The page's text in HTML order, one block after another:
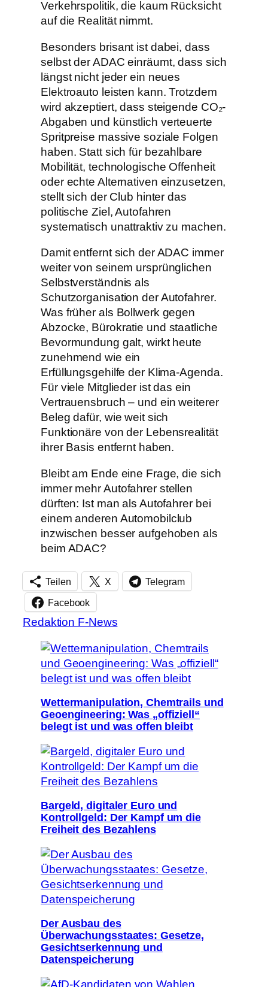
Verkehrspolitik, die kaum Rücksicht
auf die Realität nimmt.
Besonders brisant ist dabei, dass
selbst der ADAC einräumt, dass sich
längst nicht jeder ein neues
Elektroauto leisten kann. Trotzdem
wird akzeptiert, dass steigende CO₂-
Abgaben und künstlich verteuerte
Spritpreise massive soziale Folgen
haben. Statt sich für bezahlbare
Mobilität, technologische Offenheit
oder echte Alternativen einzusetzen,
stellt sich der Club hinter das
politische Ziel, Autofahren
systematisch unattraktiv zu machen.
Damit entfernt sich der ADAC immer
weiter von seinem ursprünglichen
Selbstverständnis als
Schutzorganisation der Autofahrer.
Was früher als Bollwerk gegen
Abzocke, Bürokratie und staatliche
Bevormundung galt, wirkt heute
zunehmend wie ein
Erfüllungsgehilfe der Klima-Agenda.
Für viele Mitglieder ist das ein
Vertrauensbruch – und ein weiterer
Beleg dafür, wie weit sich
Funktionäre von der Lebensrealität
ihrer Basis entfernt haben.
Bleibt am Ende eine Frage, die sich
immer mehr Autofahrer stellen
dürften: Ist man als Autofahrer bei
einem anderen Automobilclub
inzwischen besser aufgehoben als
beim ADAC?
Teilen X Telegram
Facebook
Redaktion F-News
Wettermanipulation, Chemtrails und
Geoengineering: Was „offiziell“
belegt ist und was offen bleibt
Bargeld, digitaler Euro und
Kontrollgeld: Der Kampf um die
Freiheit des Bezahlens
Der Ausbau des
Überwachungsstaates: Gesetze,
Gesichtserkennung und
Datenspeicherung